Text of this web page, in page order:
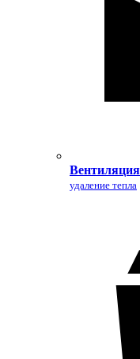
удаление тепла